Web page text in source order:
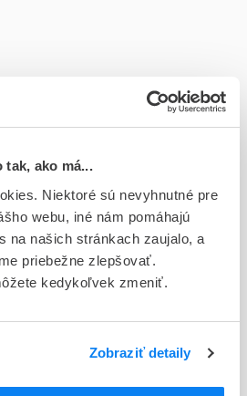
tak, ako má...
Niektoré sú nevyhnutné pre
webu, iné nám pomáhajú
na našich stránkach zaujalo, a
priebežne zlepšovať.
kedykoľvek zmeniť.
Zobraziť detaily
konektor)
platnosti